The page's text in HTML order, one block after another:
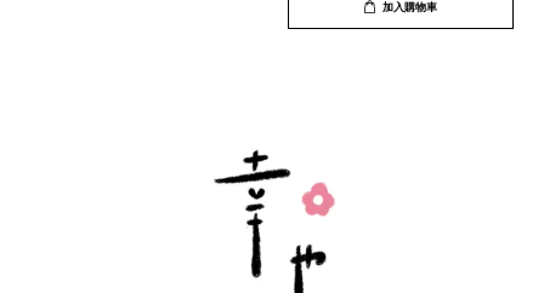
加入購物車